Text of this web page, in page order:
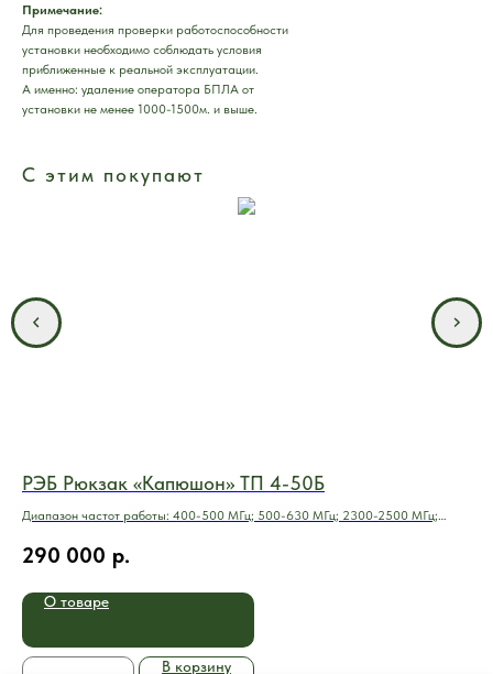
Примечание:
Для проведения проверки работоспособности
установки необходимо соблюдать условия
приближенные к реальной эксплуатации.
А именно: удаление оператора БПЛА от
установки не менее 1000-1500м. и выше.
С этим покупают
РЭБ Рюкзак «Капюшон» ТП 4-50Б
Диапазон частот работы: 400-500 МГц; 500-630 МГц; 2300-2500 МГц;
290 000 р.
О товаре
В корзину